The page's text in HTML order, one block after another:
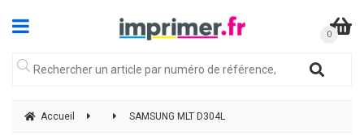
Accueil SAMSUNG MLT D304L